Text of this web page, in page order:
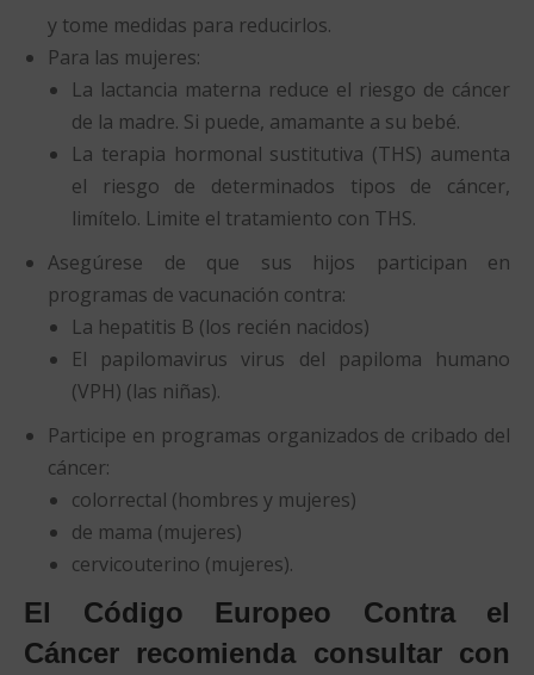
y tome medidas para reducirlos.
Para las mujeres:
La lactancia materna reduce el riesgo de cáncer
de la madre. Si puede, amamante a su bebé.
La terapia hormonal sustitutiva (THS) aumenta
el riesgo de determinados tipos de cáncer,
limítelo. Limite el tratamiento con THS.
Asegúrese de que sus hijos participan en
programas de vacunación contra:
La hepatitis B (los recién nacidos)
El papilomavirus virus del papiloma humano
(VPH) (las niñas).
Participe en programas organizados de cribado del
cáncer:
colorrectal (hombres y mujeres)
de mama (mujeres)
cervicouterino (mujeres).
El Código Europeo Contra el
Cáncer recomienda consultar con